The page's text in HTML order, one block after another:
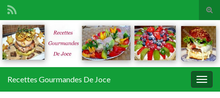
Search for:
Recettes Gourmandes De Joce